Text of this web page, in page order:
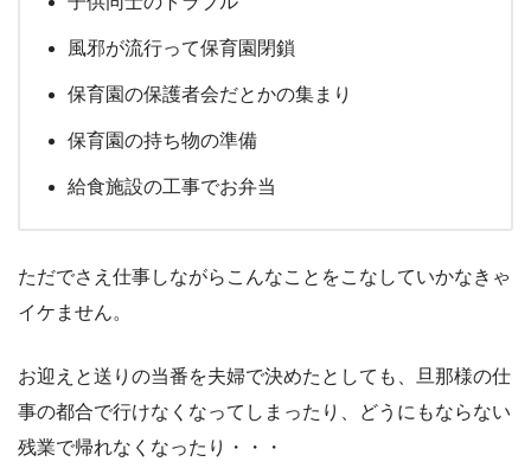
風邪が流行って保育園閉鎖
保育園の保護者会だとかの集まり
保育園の持ち物の準備
給食施設の工事でお弁当
ただでさえ仕事しながらこんなことをこなしていかなきゃ
イケません。
お迎えと送りの当番を夫婦で決めたとしても、旦那様の仕
事の都合で行けなくなってしまったり、どうにもならない
残業で帰れなくなったり・・・